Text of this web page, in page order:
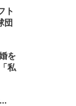
ト
団
を
私